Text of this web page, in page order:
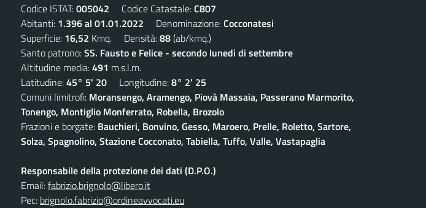
Codice ISTAT:005042 Codice Catastale:C807
Abitanti: 1.396 al 01.01.2022 Denominazione:Cocconatesi
Superficie: 16,52 Kmq. Densità:88(ab/kmq.)
Santo patrono:SS. Fausto e Felice - secondo lunedi di settembre
Altitudine media:491 m.s.l.m.
Latitudine:45° 5' 20 Longitudine:8° 2' 25
Comuni limitrofi: Moransengo, Aramengo, Piovà Massaia, Passerano Marmorito,
Tonengo, Montiglio Monferrato, Robella, Brozolo
Frazioni e borgate: Bauchieri, Bonvino, Gesso, Maroero, Prelle, Roletto, Sartore,
Solza, Spagnolino, Stazione Cocconato, Tabiella, Tuffo, Valle, Vastapaglia
Responsabile della protezione dei dati (D.P.O.)
Email:fabrizio.brignolo@libero.it
Pec: brignolo.fabrizio@ordineavvocati.eu